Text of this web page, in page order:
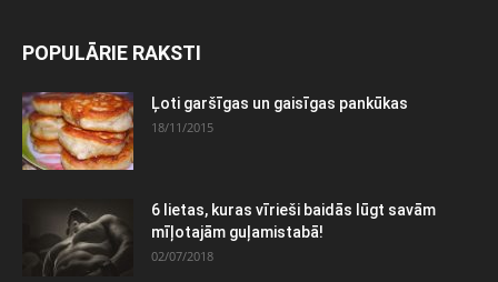
POPULĀRIE RAKSTI
Ļoti garšīgas un gaisīgas pankūkas
18/11/2015
6 lietas, kuras vīrieši baidās lūgt savām
mīļotajām guļamistabā!
02/07/2018